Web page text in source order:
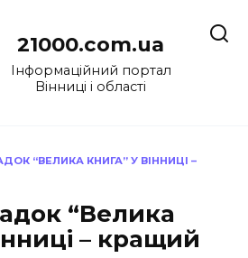
21000.com.ua
Інформаційний портал
Вінниці і області
“ВЕЛИКА КНИГА” У ВІННИЦІ –
“Велика
– кращий